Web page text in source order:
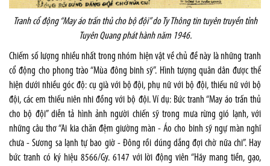
Tranh cổ động “May áo trấn thủ cho bộ đội” do Ty Thông tin tuyên truyền tỉnh
Tuyên Quang phát hành năm 1946.
Chiếm số lượng nhiều nhất trong nhóm hiện vật về chủ đề này là những tranh
cổ động cho phong trào “Mùa đông binh sỹ”. Hình tượng quân dân được thể
hiện dưới nhiều góc độ: cụ già với bộ đội, phụ nữ với bộ đội, thiếu nữ với bộ
đội, các em thiếu niên nhi đồng với bộ đội. Ví dụ: Bức tranh “May áo trấn thủ
cho bộ đội” diễn tả hình ảnh người chiến sỹ trong mưa rừng gió lạnh, với
những câu thơ “Ai kia chăn đệm giường màn - Áo cho binh sỹ ngự màn nghĩ
chưa - Sương sa lạnh tự bao giờ - Đông rồi dúng dắng đợi chờ nữa chi”. Hay
bức tranh có ký hiệu 8566/Gy. 6147 với lời động viên “Hãy mang tiền, gạo,